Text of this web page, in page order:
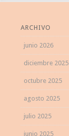
ARCHIVO
junio 2026
diciembre 2025
octubre 2025
agosto 2025
julio 2025
junio 2025